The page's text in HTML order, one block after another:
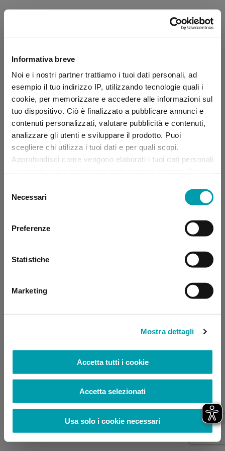
Informativa breve
Noi e i nostri partner trattiamo i tuoi dati personali, ad
esempio il tuo indirizzo IP, utilizzando tecnologie quali i
cookie, per memorizzare e accedere alle informazioni sul
tuo dispositivo. Ciò è finalizzato a pubblicare annunci e
contenuti personalizzati, valutare pubblicità e contenuti,
analizzare gli utenti e sviluppare il prodotto. Puoi
scegliere chi utilizza i tuoi dati e per quali scopi.
Approfondisci come vengono elaborati i tuoi dati personali
momento dalla Dichiarazione sui “
delNecessari
Preferenze
Statistiche
Marketing
Mostra dettagli
Accetta tutti i cookie
Accetta selezionati
Usa solo i cookie necessari
Application error: a client-side exception has occurred (see the
browser console for more information)